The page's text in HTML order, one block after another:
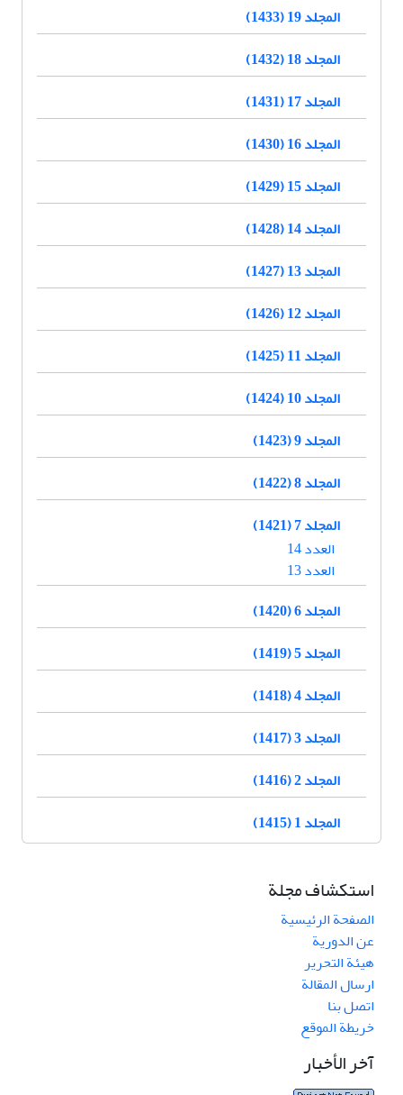
المجلد 19 (1433)
المجلد 18 (1432)
المجلد 17 (1431)
المجلد 16 (1430)
المجلد 15 (1429)
المجلد 14 (1428)
المجلد 13 (1427)
المجلد 12 (1426)
المجلد 11 (1425)
المجلد 10 (1424)
المجلد 9 (1423)
المجلد 8 (1422)
المجلد 7 (1421)
العدد 14
العدد 13
المجلد 6 (1420)
المجلد 5 (1419)
المجلد 4 (1418)
المجلد 3 (1417)
المجلد 2 (1416)
المجلد 1 (1415)
استكشاف مجلة
الصفحة الرئيسية
عن الدورية
هيئة التحرير
ارسال المقالة
اتصل بنا
خريطة الموقع
آخر الأخبار